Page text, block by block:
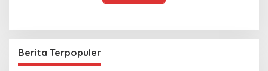
Berita Terpopuler